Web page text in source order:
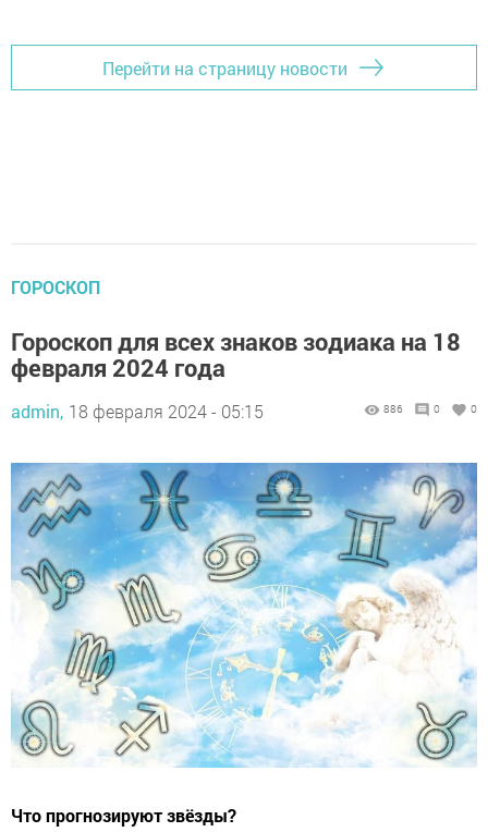
Перейти на страницу новости
ГОРОСКОП
Гороскоп для всех знаков зодиака на 18
февраля 2024 года
admin, 18 февраля 2024 - 05:15 886 0 0
Что прогнозируют звёзды?